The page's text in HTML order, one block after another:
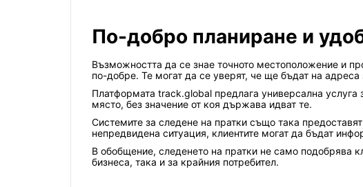
По-добро планиране и
Възможността да се знае точното местоположение и
по-добре. Те могат да се уверят, че ще бъдат на
Платформата track.global предлага универсална услуга
място, без значение от коя държава идват те.
Системите за следене на пратки също така
непредвидена ситуация, клиентите могат да бъдат
В обобщение, следенето на пратки не само подобрява
бизнеса, така и за крайния потребител.